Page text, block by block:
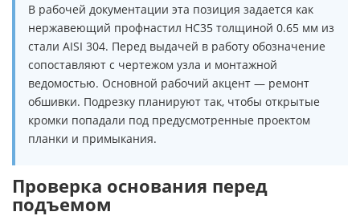
В рабочей документации эта позиция задается как
нержавеющий профнастил НС35 толщиной 0.65 мм из
стали AISI 304. Перед выдачей в работу обозначение
сопоставляют с чертежом узла и монтажной
ведомостью. Основной рабочий акцент — ремонт
обшивки. Подрезку планируют так, чтобы открытые
кромки попадали под предусмотренные проектом
планки и примыкания.
Проверка основания перед
подъемом